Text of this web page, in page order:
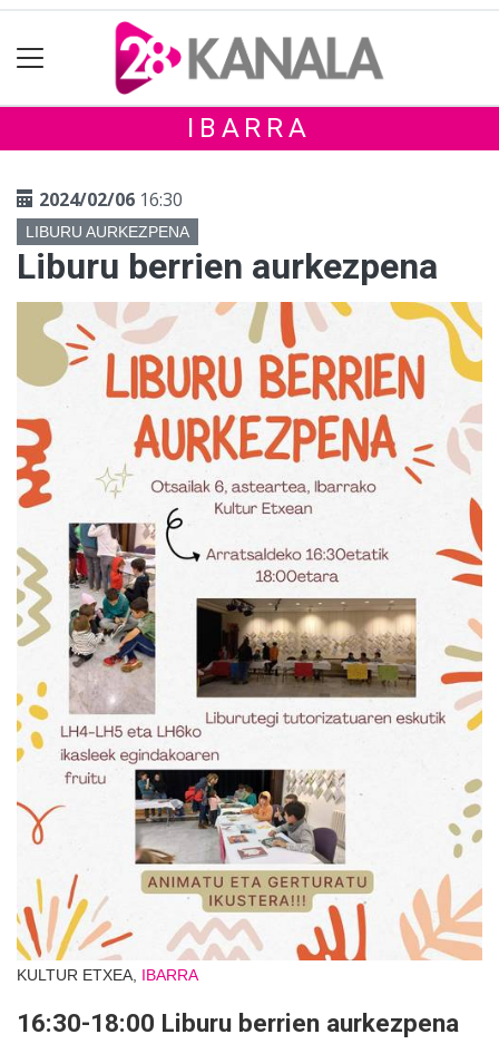
IBARRA
2024/02/06 16:30
LIBURU AURKEZPENA
Liburu berrien aurkezpena
KULTUR ETXEA, IBARRA
16:30-18:00 Liburu berrien aurkezpena